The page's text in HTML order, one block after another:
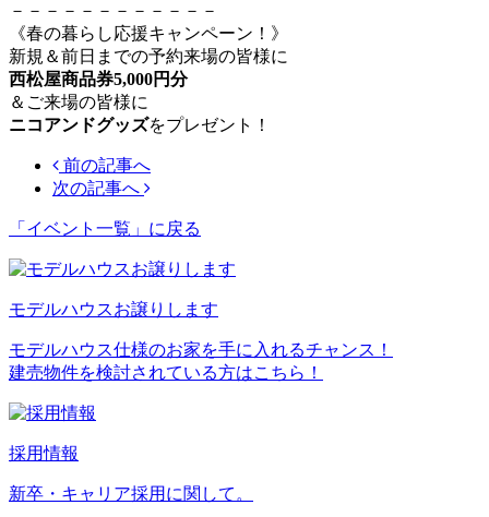
－－－－－－－－－－－－
《春の暮らし応援キャンペーン！》
新規＆前日までの予約来場の皆様に
西松屋商品券5,000円分
＆ご来場の皆様に
ニコアンドグッズをプレゼント！
前の記事へ
次の記事へ
「イベント一覧」 に戻る
モデルハウスお譲りします
モデルハウス仕様のお家を手に入れるチャンス！
建売物件を検討されている方はこちら！
採用情報
新卒・キャリア採用に関して。